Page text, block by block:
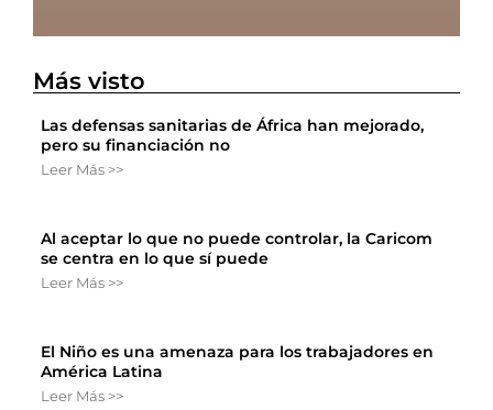
Más visto
Las defensas sanitarias de África han mejorado,
pero su financiación no
Leer Más >>
Al aceptar lo que no puede controlar, la Caricom
se centra en lo que sí puede
Leer Más >>
El Niño es una amenaza para los trabajadores en
América Latina
Leer Más >>